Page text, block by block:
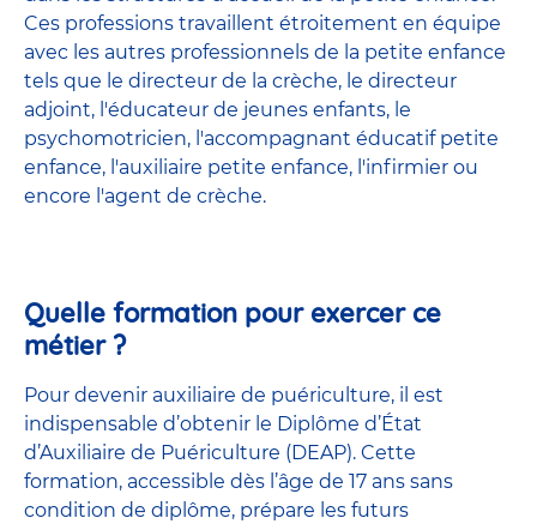
Ces professions travaillent étroitement en équipe
avec les autres professionnels de la petite enfance
tels que le directeur de la crèche, le directeur
adjoint, l'éducateur de jeunes enfants, le
psychomotricien, l'accompagnant éducatif petite
enfance, l'auxiliaire petite enfance, l'infirmier ou
encore l'agent de crèche.
Quelle formation pour exercer ce
métier ?
Pour devenir auxiliaire de puériculture, il est
indispensable d’obtenir le Diplôme d’État
d’Auxiliaire de Puériculture (DEAP). Cette
formation, accessible dès l’âge de 17 ans sans
condition de diplôme, prépare les futurs